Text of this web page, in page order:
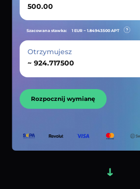
Szacowana stawka: 1 EUR ~ 1.84943500 APT
Otrzymujesz
~
Rozpocznij wymianę